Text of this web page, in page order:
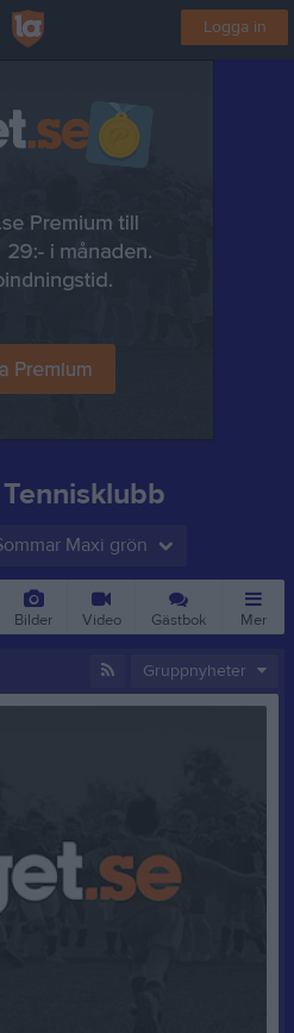
Logga in
Maxi grön
Bilder Video Gästbok Mer
Gruppnyheter